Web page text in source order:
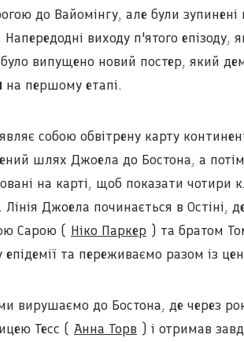
до Вайомінгу, але були
Напередодні виходу п'ятого
випущено новий постер, який
на першому етапі.
собою обвітрену карту
шлях Джоела до Бостона, а
на карті, щоб показати чотири
Лінія Джоела починається в Остіні,
Сарою ( Ніко Паркер ) та братом
епідемії та переживаємо разом із
вирушаємо до Бостона, де через
Тесс ( Анна Торв ) і отримав